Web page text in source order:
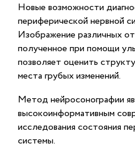
Новые возможности
периферической нервной
Изображение различных
полученное при помощи
позволяет оценить
места грубых изменений.
Метод нейросонографии
высокоинформативным
исследования состояния
системы.